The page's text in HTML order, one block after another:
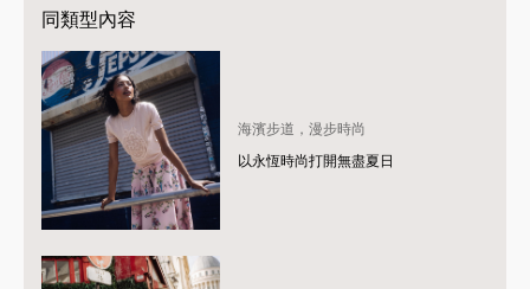
同類型內容
海濱步道，漫步時尚
以永恆時尚打開無盡夏日